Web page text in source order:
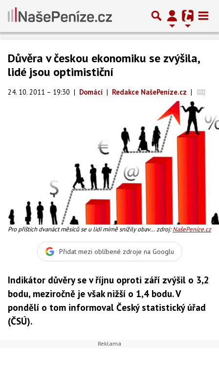
Důvěra v českou ekonomiku se zvýšila,
lidé jsou optimističní
24. 10. 2011 – 19:30 | Domácí | Redakce NašePeníze.cz |
Pro příštích dvanáct měsíců se u lidí mírně snížily obavy
finanční situace, Foto:SXC
zdroj:NašePeníze.cz
Přidat mezi oblíbené zdroje na Googlu
Indikátor důvěry se v říjnu oproti září zvýšil o 3,2
bodu, meziročně je však nižší o 1,4 bodu. V
pondělí o tom informoval Český statistický úřad
(ČSÚ).